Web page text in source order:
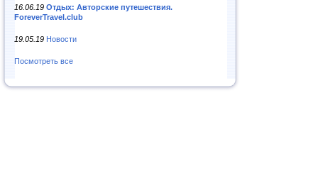
16.06.19 Отдых: Авторские путешествия.
ForeverTravel.club
19.05.19 Новости
Посмотреть все